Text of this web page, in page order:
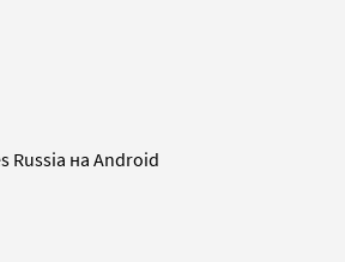
Russia на Android